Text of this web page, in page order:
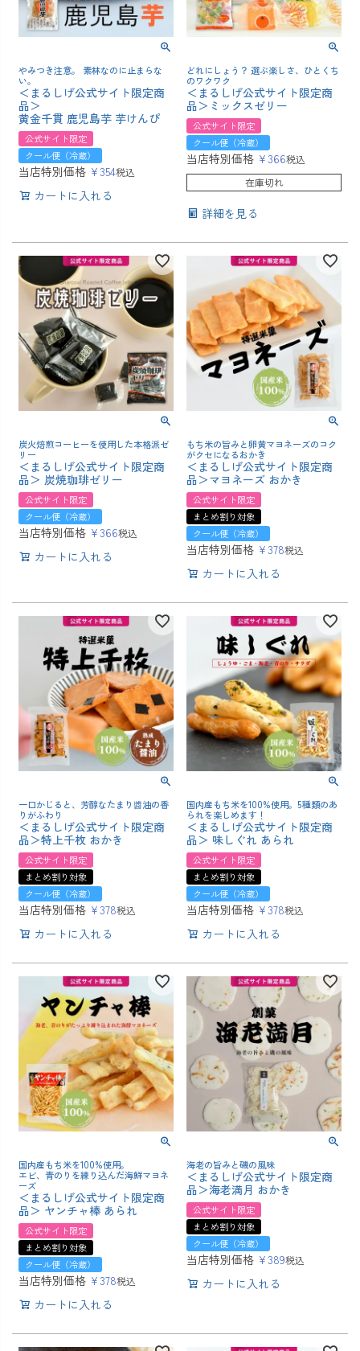
やみつき注意。 素林なのに止まらな
い。
＜まるしげ公式サイト限定商
品＞
黄金千貫 鹿児島芋 芋けんぴ
公式サイト限定
クール便（冷蔵）
当店特別価格 ¥354税込
カートに入れる
どれにしょう？ 選ぶ楽しさ、ひとくち
のワクワク
＜まるしげ公式サイト限定商
品＞ミックスゼリー
公式サイト限定
クール便（冷蔵）
当店特別価格 ¥366税込
在庫切れ
詳細を見る
炭火焙煎コーヒーを使用した本格派ゼ
リー
＜まるしげ公式サイト限定商
品＞ 炭焼珈琲ゼリー
公式サイト限定
クール便（冷蔵）
当店特別価格 ¥366税込
カートに入れる
もち米の旨みと卵黄マヨネーズのコク
がクセになるおかき
＜まるしげ公式サイト限定商
品＞マヨネーズ おかき
公式サイト限定
まとめ割り対象
クール便（冷蔵）
当店特別価格 ¥378税込
カートに入れる
一口かじると、芳醇なたまり醬油の香
りがふわり
＜まるしげ公式サイト限定商
品＞特上千枚 おかき
公式サイト限定
まとめ割り対象
クール便（冷蔵）
当店特別価格 ¥378税込
カートに入れる
国内産もち米を100%使用。5種類のあ
られを楽しめます！
＜まるしげ公式サイト限定商
品＞ 味しぐれ あられ
公式サイト限定
まとめ割り対象
クール便（冷蔵）
当店特別価格 ¥378税込
カートに入れる
国内産もち米を100%使用。
エビ、青のりを練り込んだ海鮮マヨネ
ーズ
＜まるしげ公式サイト限定商
品＞ ヤンチャ棒 あられ
公式サイト限定
まとめ割り対象
クール便（冷蔵）
当店特別価格 ¥378税込
カートに入れる
海老の旨みと磯の風味
＜まるしげ公式サイト限定商
品＞海老満月 おかき
公式サイト限定
まとめ割り対象
クール便（冷蔵）
当店特別価格 ¥389税込
カートに入れる